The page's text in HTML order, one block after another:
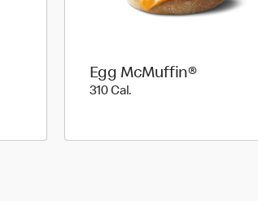
Egg McMuffin®
310 Cal.